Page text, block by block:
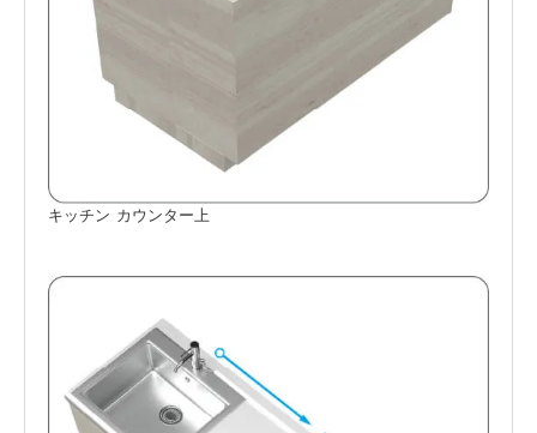
キッチン カウンター上